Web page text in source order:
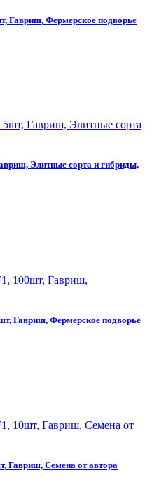
Гавриш, Фермерское подворье
Элитные сорта и гибриды,
Гавриш, Фермерское подворье
Гавриш, Семена от автора